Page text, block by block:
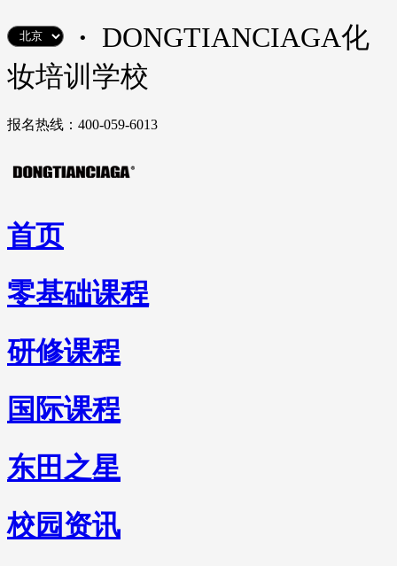
· DONGTIANCIAGA化
妆培训学校
报名热线：400-059-6013
首页
零基础课程
研修课程
国际课程
东田之星
校园资讯